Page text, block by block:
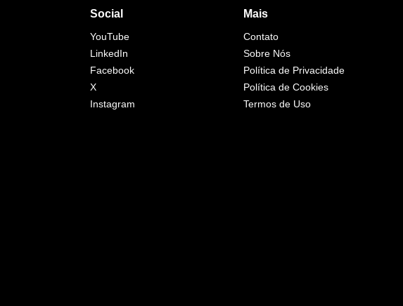
Social
YouTube
LinkedIn
Facebook
X
Instagram
Mais
Contato
Sobre Nós
Política de Privacidade
Política de Cookies
Termos de Uso